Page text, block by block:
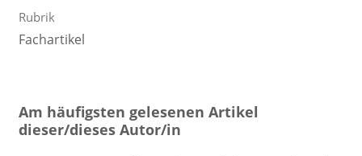
Rubrik
Fachartikel
Am häufigsten gelesenen Artikel
dieser/dieses Autor/in